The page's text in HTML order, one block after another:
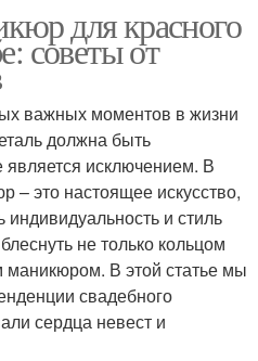
для красного
советы от
важных моментов в жизни
должна быть
исключением. В
это настоящее искусство,
индивидуальность и стиль
не только кольцом
В этой статье мы
свадебного
сердца невест и